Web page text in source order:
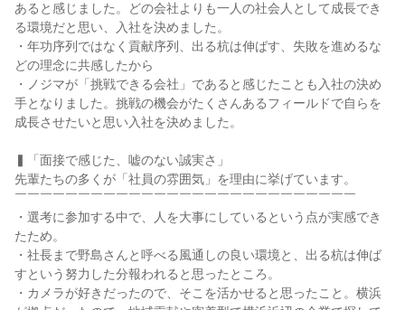
あると感じました。どの会社よりも一人の社会人として成長でき
る環境だと思い、入社を決めました。
・年功序列ではなく貢献序列、出る杭は伸ばす、失敗を進めるな
どの理念に共感したから
・ノジマが「挑戦できる会社」であると感じたことも入社の決め
手となりました。挑戦の機会がたくさんあるフィールドで自らを
成長させたいと思い入社を決めました。
▍「面接で感じた、嘘のない誠実さ」
先輩たちの多くが「社員の雰囲気」を理由に挙げています。
￣￣￣￣￣￣￣￣￣￣￣￣￣￣￣￣￣￣￣￣￣￣￣￣￣￣￣
・選考に参加する中で、人を大事にしているという点が実感でき
たため。
・社長まで野島さんと呼べる風通しの良い環境と、出る杭は伸ば
すという努力した分報われると思ったところ。
・カメラが好きだったので、そこを活かせると思ったこと。横浜